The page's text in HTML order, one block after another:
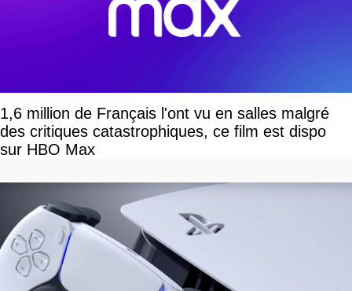
1,6 million de Français l'ont vu en salles malgré
des critiques catastrophiques, ce film est dispo
sur HBO Max